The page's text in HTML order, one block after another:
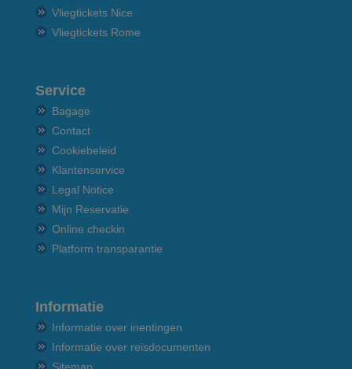
Vliegtickets Nice
Vliegtickets Rome
Service
Bagage
Contact
Cookiebeleid
Klantenservice
Legal Notice
Mijn Reservatie
Online checkin
Platform transparantie
Informatie
Informatie over inentingen
Informatie over reisdocumenten
Sitemap